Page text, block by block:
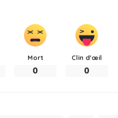
Mort
0
Clin d'œil
0